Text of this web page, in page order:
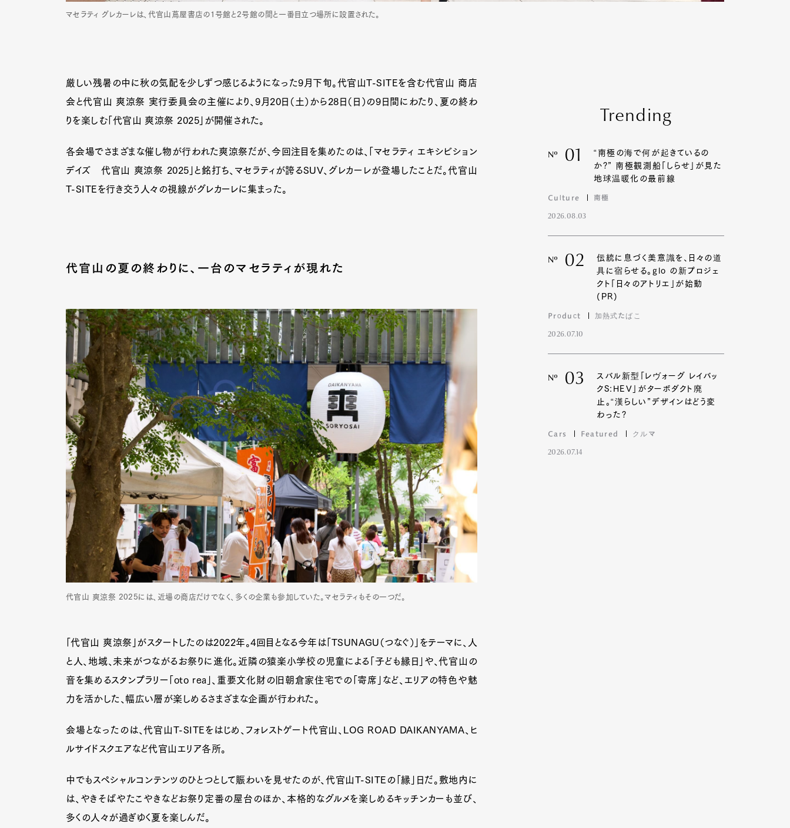
Art&Design Watch
マセラティ グレカーレは、代官山蔦屋書店の1号館と2号館の間と一番目立つ場所に設置された。
厳しい残暑の中に秋の気配を少しずつ感じるようになった9月下旬。代官山T-SITEを含む代官山 商店
会と代官山 爽涼祭 実行委員会の主催により、9月20日（土）から28日（日）の9日間にわたり、夏の終わ
りを楽しむ「代官山 爽涼祭 2025」が開催された。
各会場でさまざまな催し物が行われた爽涼祭だが、今回注目を集めたのは、「マセラティ エキシビション
デイズ 代官山 爽涼祭 2025」と銘打ち、マセラティが誇るSUV、グレカーレが登場したことだ。代官山
T-SITEを行き交う人々の視線がグレカーレに集まった。
代官山の夏の終わりに、一台のマセラティが現れた
代官山 爽涼祭 2025には、近場の商店だけでなく、多くの企業も参加していた。マセラティもその一つだ。
「代官山 爽涼祭」がスタートしたのは2022年。4回目となる今年は「TSUNAGU（つなぐ）」をテーマに、人
と人、地域、未来がつながるお祭りに進化。近隣の猿楽小学校の児童による「子ども縁日」や、代官山の
音を集めるスタンプラリー「oto rea」、重要文化財の旧朝倉家住宅での「寄席」など、エリアの特色や魅
力を活かした、幅広い層が楽しめるさまざまな企画が行われた。
会場となったのは、代官山T-SITEをはじめ、フォレストゲート代官山、LOG ROAD DAIKANYAMA、ヒ
ルサイドスクエアなど代官山エリア各所。
中でもスペシャルコンテンツのひとつとして賑わいを見せたのが、代官山T-SITEの「縁」日だ。敷地内に
は、やきそばやたこやきなどお祭り定番の屋台のほか、本格的なグルメを楽しめるキッチンカーも並び、
多くの人々が過ぎゆく夏を楽しんだ。
Trending
Nº 01
“南極の海で何が起きているの
か?” 南極観測船「しらせ」が見た
地球温暖化の最前線
Culture 南極
2026.08.03
Nº 02
伝統に息づく美意識を、日々の道
具に宿らせる。glo の新プロジェ
クト「日々のアトリエ」が始動
(PR)
Product 加熱式たばこ
2026.07.10
Nº 03
スバル新型「レヴォーグ レイバッ
クS:HEV」がターボダクト廃
止。“漢らしい”デザインはどう変
わった?
Cars Featured クルマ
2026.07.14